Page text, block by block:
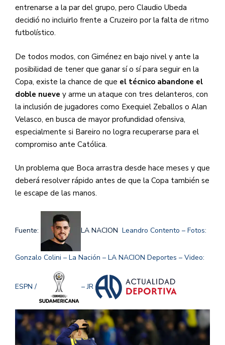
entrenarse a la par del grupo, pero Claudio Ubeda
decidió no incluirlo frente a Cruzeiro por la falta de ritmo
futbolístico.
De todos modos, con Giménez en bajo nivel y ante la
posibilidad de tener que ganar sí o sí para seguir en la
Copa, existe la chance de que el técnico abandone el
doble nueve y arme un ataque con tres delanteros, con
la inclusión de jugadores como Exequiel Zeballos o Alan
Velasco, en busca de mayor profundidad ofensiva,
especialmente si Bareiro no logra recuperarse para el
compromiso ante Católica.
Un problema que Boca arrastra desde hace meses y que
deberá resolver rápido antes de que la Copa también se
le escape de las manos.
Fuente: LA NACION Leandro Contento – Fotos:
Gonzalo Colini – La Nación – LA NACION Deportes – Video:
ESPN / – JR